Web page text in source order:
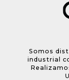
Somos
industrial